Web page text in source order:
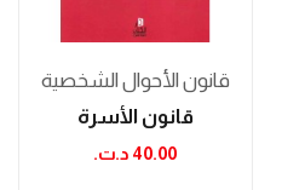
قانون الأحوال الشخصية
قانون الأسرة
40.00 د.ت.‏